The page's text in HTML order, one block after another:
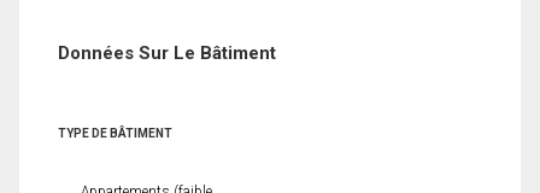
Données Sur Le Bâtiment
TYPE DE BÂTIMENT